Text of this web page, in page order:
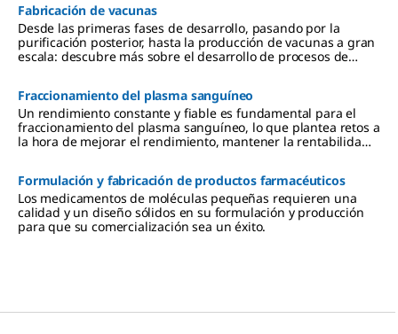
Fabricación de vacunas
Desde las primeras fases de desarrollo, pasando por la
purificación posterior, hasta la producción de vacunas a gran
escala: descubre más sobre el desarrollo de procesos de
Fraccionamiento del plasma sanguíneo
Un rendimiento constante y fiable es fundamental para el
fraccionamiento del plasma sanguíneo, lo que plantea retos a
la hora de mejorar el rendimiento, mantener la rentabilidad
empresas de fraccionamiento a atender mejor a los pacientes
de todo el mundo con productos mejorados de IgG, albúmina
y factor VIII.
Formulación y fabricación de productos farmacéuticos
Los medicamentos de moléculas pequeñas requieren una
calidad y un diseño sólidos en su formulación y producción
para que su comercialización sea un éxito.